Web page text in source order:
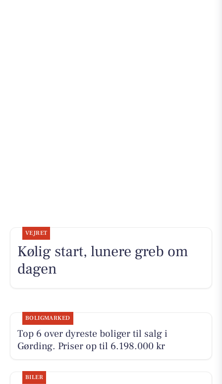
VEJRET
Kølig start, lunere greb om
dagen
BOLIGMARKED
Top 6 over dyreste boliger til salg i
Gørding. Priser op til 6.198.000 kr
BILER